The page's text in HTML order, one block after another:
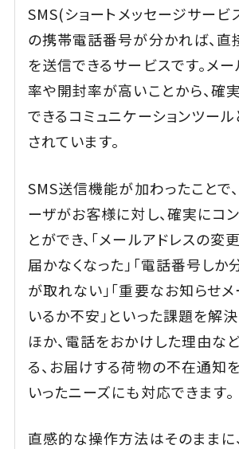
SMS(ショートメッセージサービ
の携帯電話番号が分かれば、直
を送信できるサービスです。メ
率や開封率が高いことから、確
できるコミュニケーションツー
されています。
SMS送信機能が加わったこと
ーザがお客様に対し、確実にコ
とができ、「メールアドレスの変
届かなくなった」「電話番号しか
が取れない」「重要なお知らせ
いるか不安」といった課題を解決
ほか、電話をおかけした理由な
る、お届けする荷物の不在通知
いったニーズにも対応できます。
直感的な操作方法はそのままに